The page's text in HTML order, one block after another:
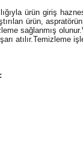
ürün giriş
ürün,
sağlanmış
atılır.Temizleme